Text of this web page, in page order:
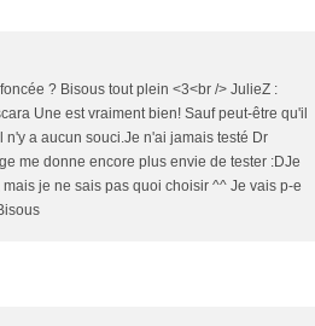
? Bisous tout plein <3<br /> JulieZ :
Une est vraiment bien! Sauf peut-être qu'il
a aucun souci.Je n'ai jamais testé Dr
me donne encore plus envie de tester :DJe
je ne sais pas quoi choisir ^^ Je vais p-e